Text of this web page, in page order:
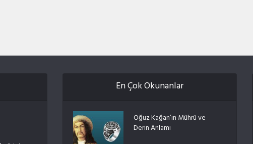
En Çok Okunanlar
Oğuz Kağan’ın Mührü ve
Derin Anlamı